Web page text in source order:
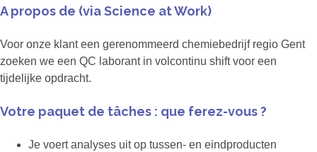
A propos de (via Science at Work)
Voor onze klant een gerenommeerd chemiebedrijf regio Gent
zoeken we een QC laborant in volcontinu shift voor een
tijdelijke opdracht.
Votre paquet de tâches : que ferez-vous ?
Je voert analyses uit op tussen- en eindproducten